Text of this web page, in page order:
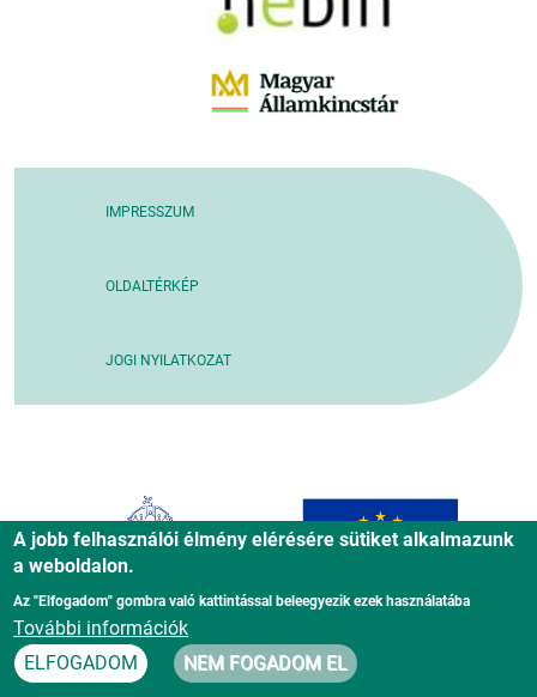
IMPRESSZUM
OLDALTÉRKÉP
JOGI NYILATKOZAT
A jobb felhasználói élmény elérésére sütiket alkalmazunk
a weboldalon.
Az "Elfogadom" gombra való kattintással beleegyezik ezek használatába
További információk
ELFOGADOM
NEM FOGADOM EL